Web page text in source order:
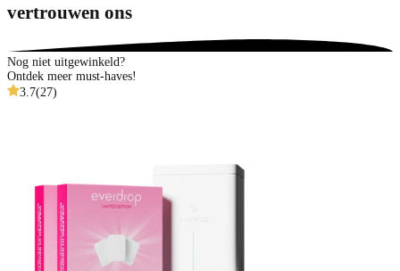
vertrouwen ons
Nog niet uitgewinkeld?
Ontdek meer must-haves!
3.7(27)